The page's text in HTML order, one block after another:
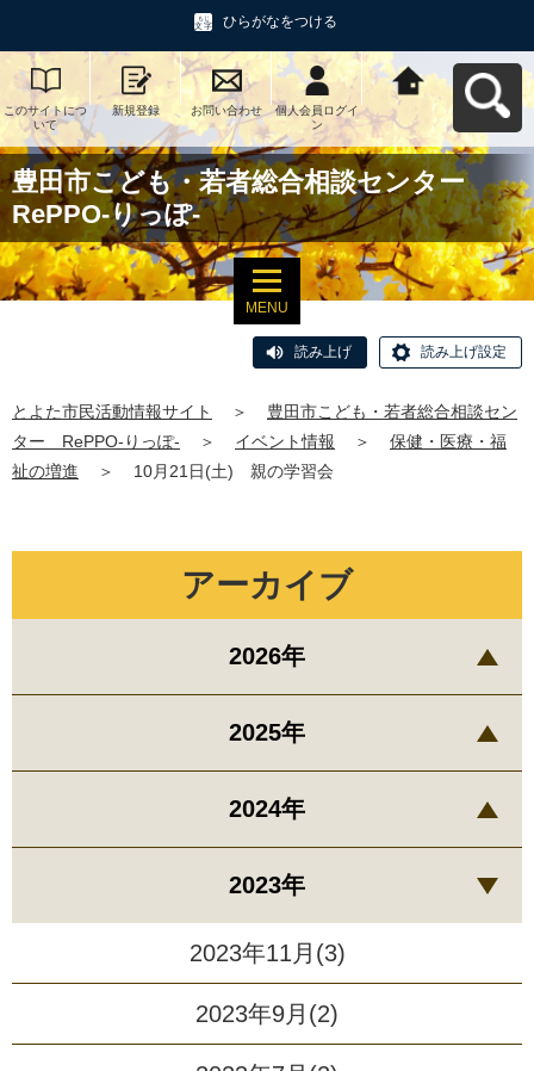
ひらがなをつける
このサイトにつ
いて
新規登録 お問い合わせ
個人会員ログイ
ン
とよた市民活動
情報サイトへ戻
る
豊田市こども・若者総合相談センター
RePPO-りっぽ-
MENU
読み上げ 読み上げ設定
とよた市民活動情報サイト ＞
豊田市こども・若者総合相談セン
ター RePPO-りっぽ-
＞ イベント情報 ＞
保健・医療・福
祉の増進
＞ 10月21日(土) 親の学習会
アーカイブ
2026年
2025年
2024年
2023年
2023年11月(3)
2023年9月(2)